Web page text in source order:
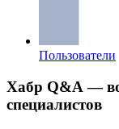
Пользователи
Хабр Q&A —
специалистов